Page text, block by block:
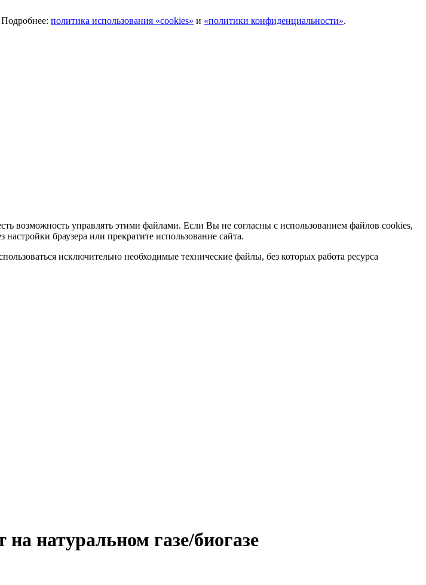
политика использования «cookies» и «политики конфиденциальности».
возможность управлять этими файлами. Если Вы не согласны с использованием файлов cookies,
браузера или прекратите использование сайта.
исключительно необходимые технические файлы, без которых работа ресурса
натуральном газе/биогазе